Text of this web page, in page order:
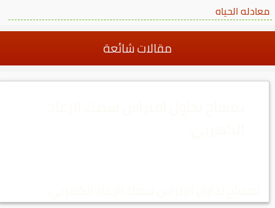
معادله الحياه
مقالات شائعة